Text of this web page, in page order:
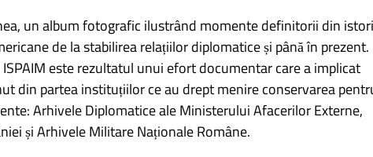
un album fotografic ilustrând momente definitorii din
de la stabilirea relațiilor diplomatice și până în prezent.
este rezultatul unui efort documentar care a implicat
din partea instituțiilor ce au drept menire conservarea
Arhivele Diplomatice ale Ministerului Afacerilor Externe,
și Arhivele Militare Naționale Române.